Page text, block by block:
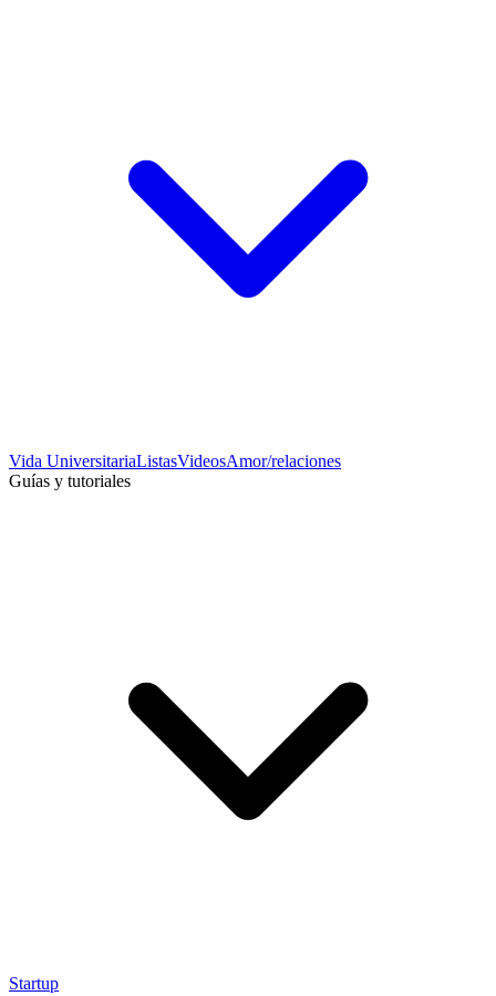
Vida UniversitariaListasVideosAmor/relaciones
Guías y tutoriales
Startup